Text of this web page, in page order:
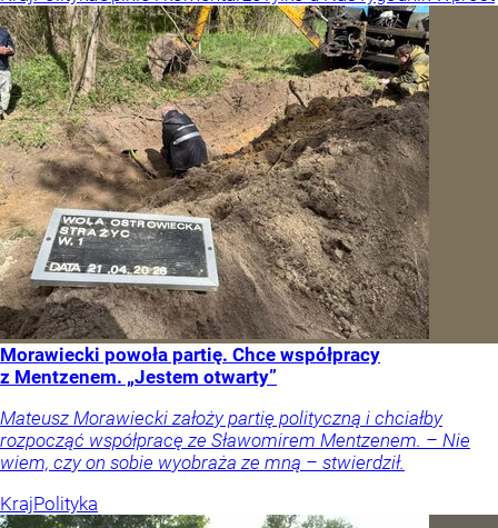
Morawiecki powoła partię. Chce współpracy
z Mentzenem. „Jestem otwarty”
Mateusz Morawiecki założy partię polityczną i chciałby
rozpocząć współpracę ze Sławomirem Mentzenem. – Nie
wiem, czy on sobie wyobraża ze mną – stwierdził.
KrajPolityka